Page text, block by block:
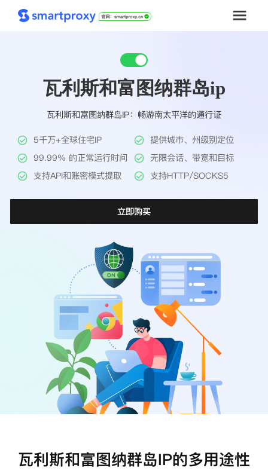
套餐购买
解决方案
工具
帮助中心
瓦利斯和富图纳群岛ip
瓦利斯和富图纳群岛IP：畅游南太平洋的通行证
5千万+全球住宅IP
提供城市、州级别定位
99.99% 的正常运行时间
无限会话、带宽和目标
支持API和账密模式提取
支持HTTP/SOCKS5
立即购买
瓦利斯和富图纳群岛IP的多用途性